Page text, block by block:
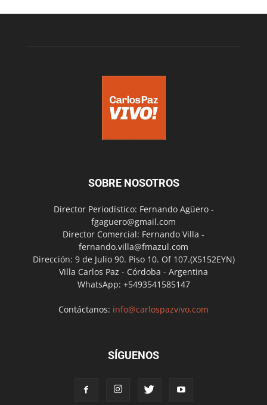
SOBRE NOSOTROS
Director Periodístico: Fernando Agüero -
fgaguero@gmail.com
Director Comercial: Fernando Villa -
fernando.villa@fmazul.com
Dirección: 9 de Julio 90. Piso 10. Of 107.(X5152EYN)
Villa Carlos Paz - Córdoba - Argentina
WhatsApp: +5493541585147
Contáctanos: info@carlospazvivo.com
SÍGUENOS